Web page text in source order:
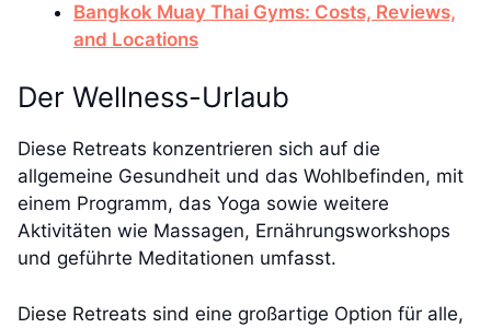
Bangkok Muay Thai Gyms: Costs, Reviews,
and Locations
Der Wellness-Urlaub
Diese Retreats konzentrieren sich auf die
allgemeine Gesundheit und das Wohlbefinden, mit
einem Programm, das Yoga sowie weitere
Aktivitäten wie Massagen, Ernährungsworkshops
und geführte Meditationen umfasst.
Diese Retreats sind eine großartige Option für alle,